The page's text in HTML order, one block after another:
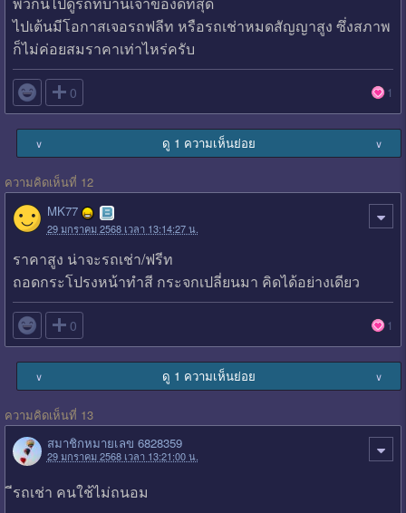
ไปเต้นมีโอกาสเจอรถฟลีท หรือรถเช่าหมดสัญญาสูง ซึ่งสภาพ
ก็ไม่ค่อยสมราคาเท่าไหร่ครับ
 0 1
∨ ดู 1 ความเห็นย่อย ∨
ความคิดเห็นที่ 12
MK77
29 มกราคม 2568 เวลา 13:14:27 น.
ราคาสูง น่าจะรถเช่า/ฟรีท
ถอดกระโปรงหน้าทำสี กระจกเปลี่ยนมา คิดได้อย่างเดียว
 0 1
∨ ดู 1 ความเห็นย่อย ∨
ความคิดเห็นที่ 13
สมาชิกหมายเลข 6828359
29 มกราคม 2568 เวลา 13:21:00 น.
ีรถเช่า คนใช้ไม่ถนอม